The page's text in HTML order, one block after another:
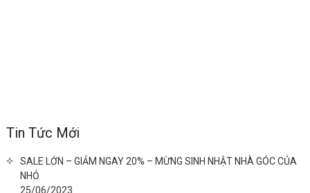
Tin Tức Mới
SALE LỚN – GIẢM NGAY 20% – MỪNG SINH NHẬT NHÀ GÓC CỦA
NHỎ
25/06/2023